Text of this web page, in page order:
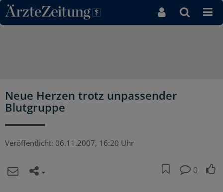
Direkt zum Inhaltsbereich
Neue Herzen trotz unpassender
Blutgruppe
Veröffentlicht: 06.11.2007, 16:20 Uhr
0